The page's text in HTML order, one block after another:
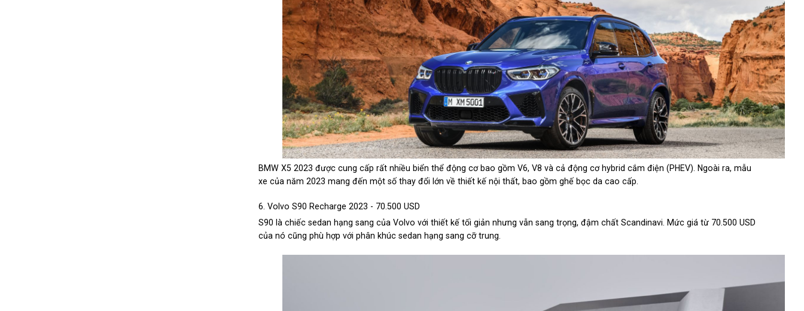
BMW X5 2023 được cung cấp rất nhiều biển thể động cơ bao gồm V6, V8 và cả động cơ hybrid cắm điện (PHEV). Ngoài ra, mẫu
xe của năm 2023 mang đến một số thay đổi lớn về thiết kế nội thất, bao gồm ghế bọc da cao cấp.
6. Volvo S90 Recharge 2023 - 70.500 USD
S90 là chiếc sedan hạng sang của Volvo với thiết kế tối giản nhưng vẫn sang trọng, đậm chất Scandinavi. Mức giá từ 70.500 USD
của nó cũng phù hợp với phân khúc sedan hạng sang cỡ trung.